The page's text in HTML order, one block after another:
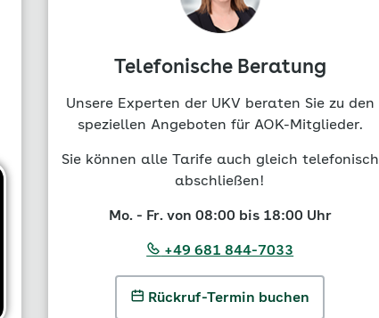
Telefonische Beratung
Unsere Experten der UKV beraten Sie zu den
speziellen Angeboten für AOK-Mitglieder.
Sie können alle Tarife auch gleich telefonisch
abschließen!
Mo. - Fr. von 08:00 bis 18:00 Uhr
+49 681 844-7033
Rückruf-Termin buchen